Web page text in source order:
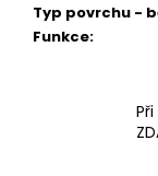
Typ povrchu -
Funkce: